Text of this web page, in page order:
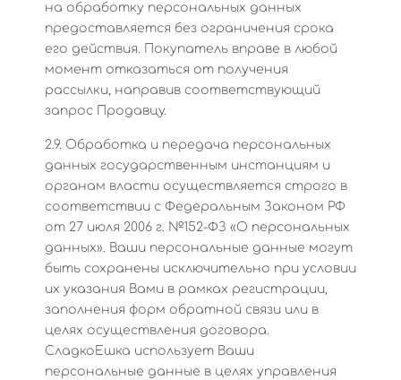
на обработку персональных данных
предоставляется без ограничения срока
его действия. Покупатель вправе в любой
момент отказаться от получения
рассылки, направив соответствующий
запрос Продавцу.
2.9. Обработка и передача персональных
данных государственным инстанциям и
органам власти осуществляется строго в
соответствии с Федеральным Законом РФ
от 27 июля 2006 г. №152-ФЗ «О персональных
данных». Ваши персональные данные могут
быть сохранены исключительно при условии
их указания Вами в рамках регистрации,
заполнения форм обратной связи или в
целях осуществления договора.
СладкоЕшка использует Ваши
персональные данные в целях управления